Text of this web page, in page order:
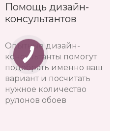
Помощь дизайн-
консультантов
Опытные дизайн-
консультанты помогут
подобрать именно ваш
вариант и посчитать
нужное количество
рулонов обоев